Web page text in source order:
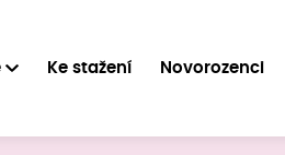
Ke stažení Novorozenci